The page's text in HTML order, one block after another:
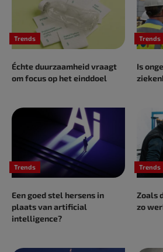
Trends
Échte duurzaamheid vraagt
om focus op het einddoel
Trends
Is
Trends
Een goed stel hersens in
plaats van artificial
intelligence?
Trends
Zoals
zo